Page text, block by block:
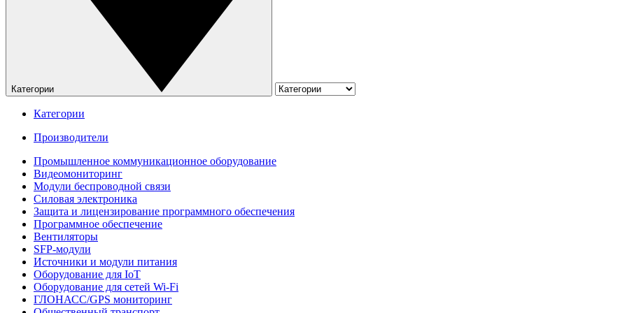
Категории
Категории
Производители
Промышленное коммуникационное оборудование
Видеомониторинг
Модули беспроводной связи
Силовая электроника
Защита и лицензирование программного обеспечения
Программное обеспечение
Вентиляторы
SFP-модули
Источники и модули питания
Оборудование для IoT
Оборудование для сетей Wi-Fi
ГЛОНАСС/GPS мониторинг